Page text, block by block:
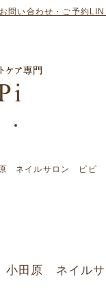
原 ネイルサロン ピピ
小田原 ネイルサ